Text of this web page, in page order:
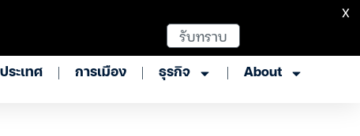
ระเทศ การเมือง ธุรกิจ About
รับทราบ
X